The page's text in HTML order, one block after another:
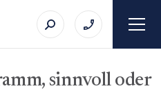
sinnvoll oder